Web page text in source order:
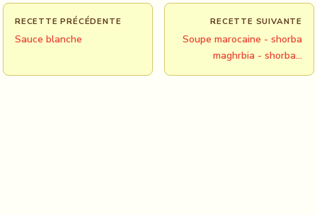
RECETTE PRÉCÉDENTE
Sauce blanche
RECETTE SUIVANTE
Soupe marocaine - shorba
maghrbia - shorba…